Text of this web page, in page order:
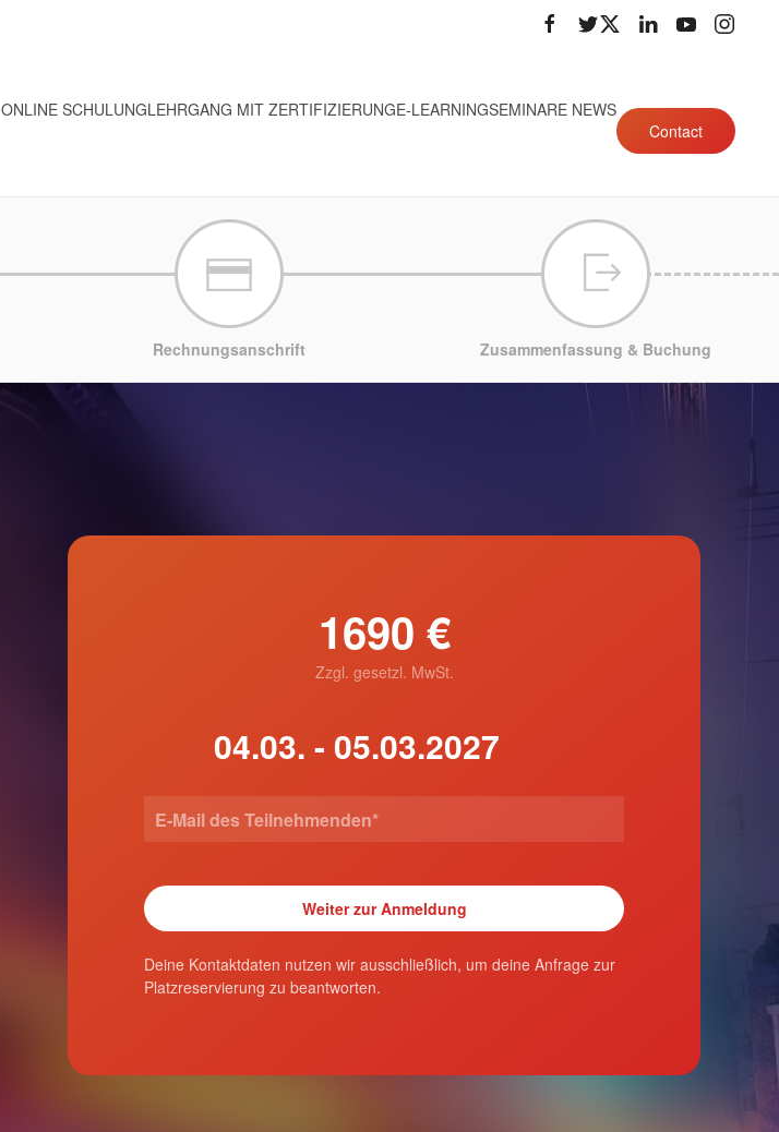
ONLINE SCHULUNGLEHRGANG MIT ZERTIFIZIERUNGE-LEARNINGSEMINARE NEWS
Contact
Rechnungsanschrift Zusammenfassung & Buchung
1690 €
Zzgl. gesetzl. MwSt.
Deine Kontaktdaten nutzen wir ausschließlich, um deine Anfrage zur
Platzreservierung zu beantworten.